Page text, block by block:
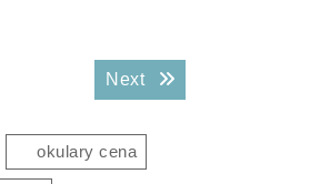
post: Next Next post:
okulary cena